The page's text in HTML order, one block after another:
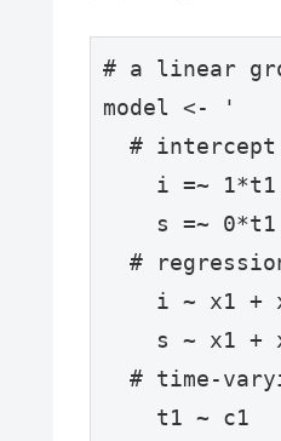
# a linear
model <- '
#
i =~
s =~
#
i ~ x1 +
s ~ x1 +
# time-
    t1 ~ c1